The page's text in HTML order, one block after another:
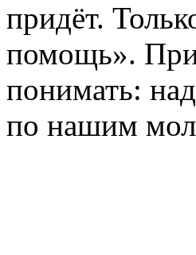
придёт.
помощь».
понимать:
по нашим